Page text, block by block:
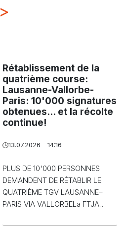
>
Rétablissement de la
quatrième course:
Lausanne-Vallorbe-
Paris: 10'000 signatures
obtenues... et la récolte
continue!
13.07.2026 - 14:16
PLUS DE 10'000 PERSONNES
DEMANDENT DE RÉTABLIR LE
QUATRIÈME TGV LAUSANNE–
PARIS VIA VALLORBELa FTJA…